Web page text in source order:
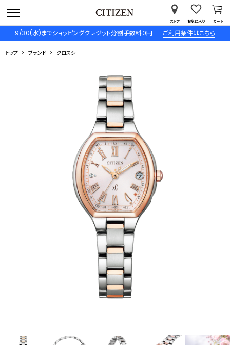
9/30(水)までショッピングクレジット分割手数料０円 ご利用条件はこちら
ストア お気に入り カート
トップ ブランド クロスシー